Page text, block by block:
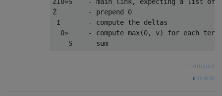
Ż        - prepend 0
I       - compute the deltas
0»     - compute max(0, v) for each
Arnauld
quelle